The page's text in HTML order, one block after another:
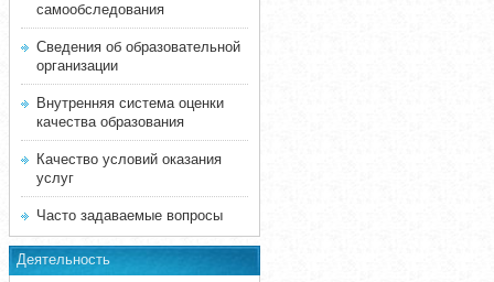
самообследования
Сведения об образовательной
организации
Внутренняя система оценки
качества образования
Качество условий оказания
услуг
Часто задаваемые вопросы
Деятельность